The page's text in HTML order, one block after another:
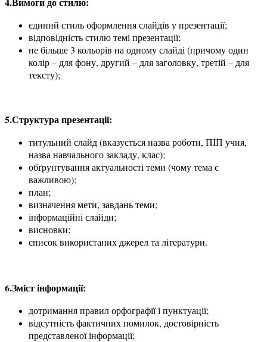
єдиний стиль оформлення слайдів у презентації;
відповідність стилю темі презентації;
не більше 3 кольорів на одному слайді (причому один
колір – для фону, другий – для заголовку, третій – для
тексту);
5.Структура презентації:
титульний слайд (вказується назва роботи, ПІП учня,
назва навчального закладу, клас);
обґрунтування актуальності теми (чому тема є
важливою);
план;
визначення мети, завдань теми;
інформаційні слайди;
висновки;
список використаних джерел та літератури.
6.Зміст інформації:
дотримання правил орфографії і пунктуації;
відсутність фактичних помилок, достовірність
представленої інформації;